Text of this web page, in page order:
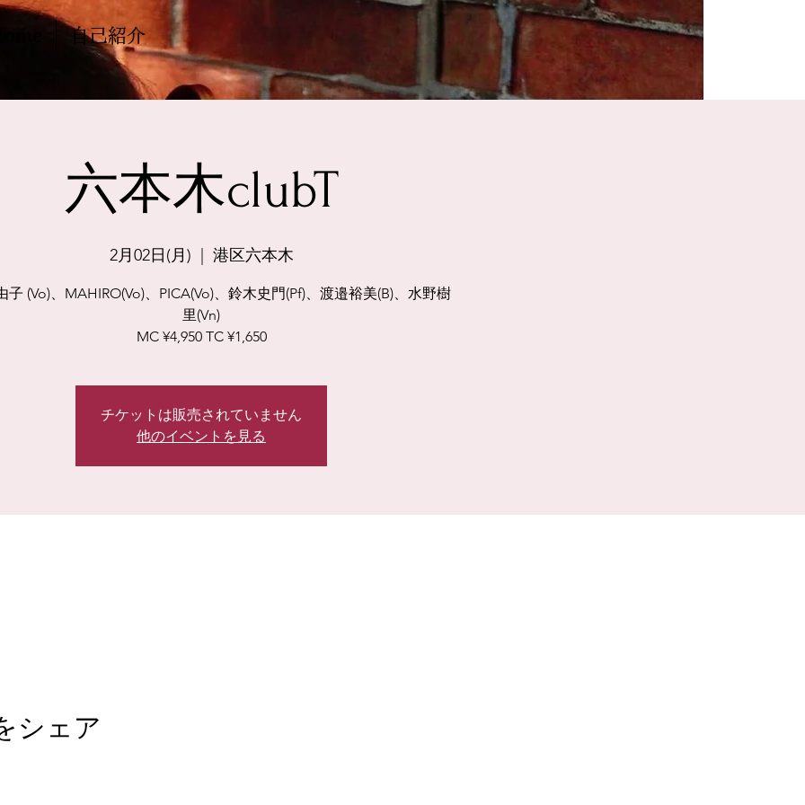
自己紹介
六本木clubT
2月02日(月) 港区六本木
子 (Vo)、MAHIRO(Vo)、PICA(Vo)、鈴木史門(Pf)、渡邉裕美(B)、水野樹
里(Vn)
MC ¥4,950 TC ¥1,650
チケットは販売されていません
他のイベントを見る
シェア